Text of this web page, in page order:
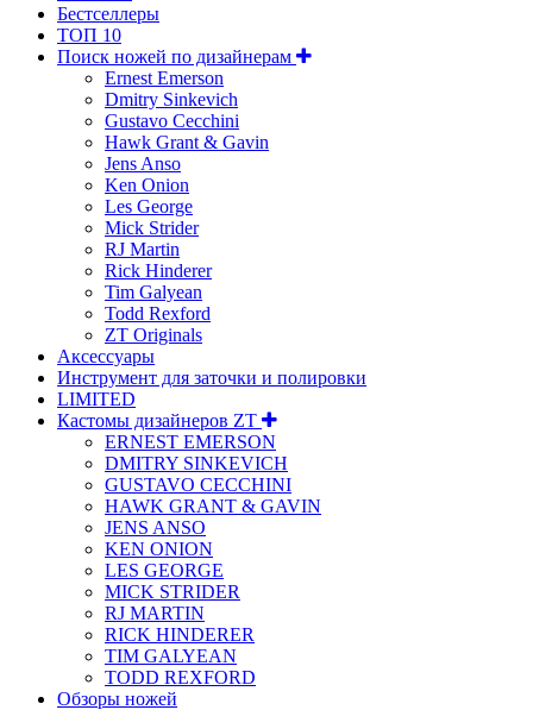
Бестселлеры
ТОП 10
Поиск ножей по дизайнерам
Ernest Emerson
Dmitry Sinkevich
Gustavo Cecchini
Hawk Grant & Gavin
Jens Anso
Ken Onion
Les George
Mick Strider
RJ Martin
Rick Hinderer
Tim Galyean
Todd Rexford
ZT Originals
Аксессуары
Инструмент для заточки и полировки
LIMITED
Кастомы дизайнеров ZT
ERNEST EMERSON
DMITRY SINKEVICH
GUSTAVO CECCHINI
HAWK GRANT & GAVIN
JENS ANSO
KEN ONION
LES GEORGE
MICK STRIDER
RJ MARTIN
RICK HINDERER
TIM GALYEAN
TODD REXFORD
Обзоры ножей